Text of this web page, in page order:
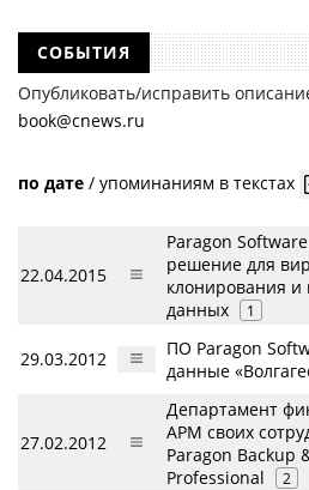
СОБЫТИЯ
Опубликовать/исправить
book@cnews.ru
по дате / упоминаниям в текстах
22.04.2015
Paragon
решение для
клонирования
данных
1
29.03.2012
ПО Paragon
данные
27.02.2012
Департамент
АРМ своих
Paragon Backup
Professional
2